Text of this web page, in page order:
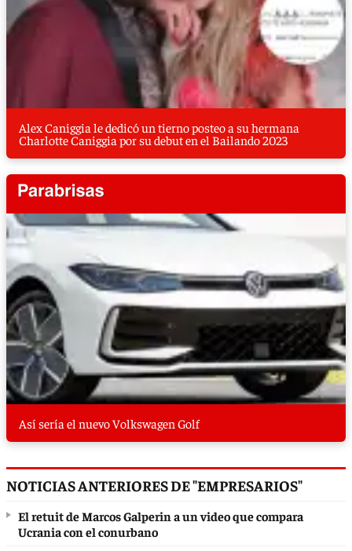
Alex Caniggia le dedicó un tierno posteo a su hermana
Charlotte Caniggia por su debut en el Bailando 2023
Así sería el nuevo Volkswagen Golf
NOTICIAS ANTERIORES DE "EMPRESARIOS"
El retuit de Marcos Galperin a un video que compara
Ucrania con el conurbano